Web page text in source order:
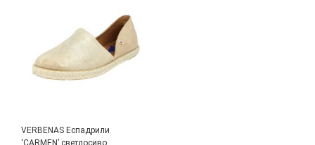
VERBENAS Еспадрили
‘CARMEN’ светлосиво